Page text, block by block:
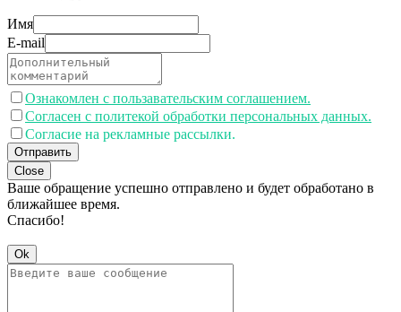
Имя
E-mail
Ознакомлен с пользавательским соглашением.
Согласен с политекой обработки персональных данных.
Согласие на рекламные рассылки.
Отправить
Close
Ваше обращение успешно отправлено и будет обработано в
ближайшее время.
Спасибо!
Ok